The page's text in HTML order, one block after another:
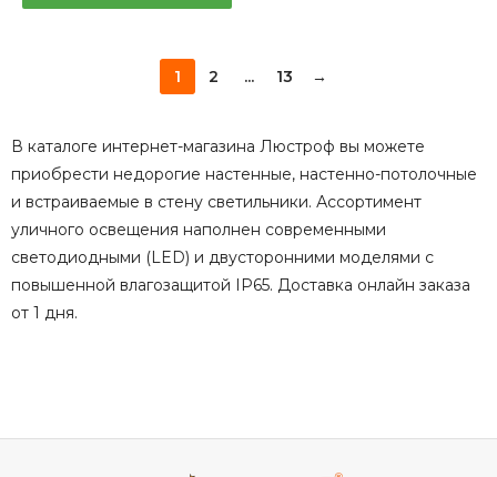
1 2 ... 13 →
В каталоге интернет-магазина Люстроф вы можете
приобрести недорогие настенные, настенно-потолочные
и встраиваемые в стену светильники. Ассортимент
уличного освещения наполнен современными
светодиодными (LED) и двусторонними моделями с
повышенной влагозащитой IP65. Доставка онлайн заказа
от 1 дня.